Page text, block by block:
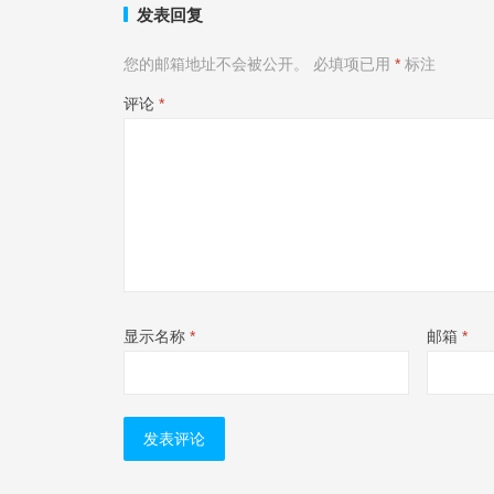
发表回复
您的邮箱地址不会被公开。 必填项已用 * 标注
评论 *
显示名称 * 邮箱 *